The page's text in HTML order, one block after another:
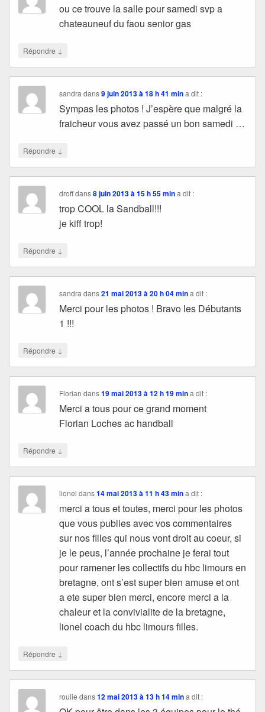
ou ce trouve la salle pour samedi svp a
chateauneuf du faou senior gas
Répondre ↓
sandra dans9 juin 2013 à 18 h 41 min a dit :
Sympas les photos ! J’espère que malgré la
fraicheur vous avez passé un bon samedi …
Répondre ↓
droffdans8 juin 2013 à 15 h 55 min a dit :
trop COOL la Sandball!!!
je kiff trop!
Répondre ↓
sandra dans21 mai 2013 à 20 h 04 min a dit :
Merci pour les photos ! Bravo les Débutants
1 !!!
Répondre ↓
Florian dans19 mai 2013 à 12 h 19 min a dit :
Merci a tous pour ce grand moment
Florian Loches ac handball
Répondre ↓
lionel dans14 mai 2013 à 11 h 43 min a dit :
merci a tous et toutes, merci pour les photos
que vous publies avec vos commentaires
sur nos filles qui nous vont droit au coeur, si
je le peus, l’année prochaine je ferai tout
pour ramener les collectifs du hbc limours en
bretagne, ont s’est super bien amuse et ont
a ete super bien merci, encore merci a la
chaleur et la convivialite de la bretagne,
lionel coach du hbc limours filles.
Répondre ↓
roulie dans12 mai 2013 à 13 h 14 min a dit :